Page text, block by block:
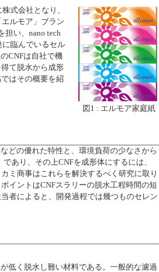
図1 : エルモア家庭紙
式会社となり、
ルモア」ブラン
担い、nano tech
臨んでいるセル
CNFは自社で機
て脱水から成形
はその概要を紹
どの優れた特性と、環境負荷の少なさから
あり、その上CNFを成形体にするには、
ミ商事はこれらを解決するべく研究に取り
イントはCNFスラリーの脱水工程時間の短
者によると、開発過程では幾つものセレン
低く脱水し難い材料である。一般的な濾過